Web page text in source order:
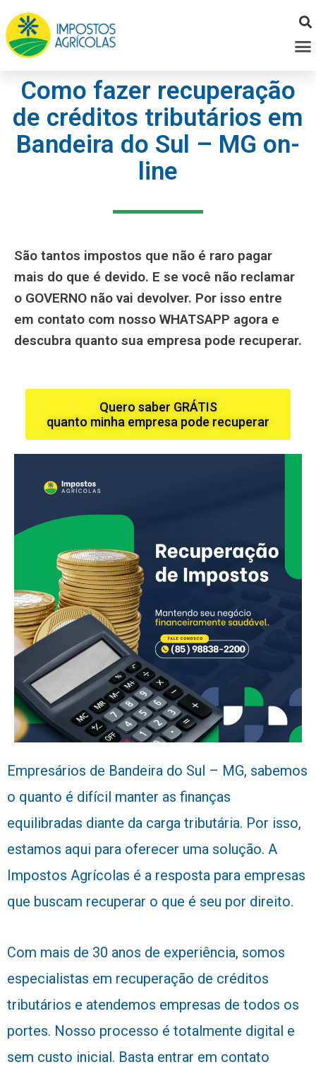
para
Como fazer recuperação
de créditos tributários em
Bandeira do Sul – MG on-
line
São tantos impostos que não é raro pagar
mais do que é devido. E se você não reclamar
o GOVERNO não vai devolver. Por isso entre
em contato com nosso WHATSAPP agora e
descubra quanto sua empresa pode recuperar.
Quero saber GRÁTIS
quanto minha empresa pode recuperar
Empresários de Bandeira do Sul – MG, sabemos
o quanto é difícil manter as finanças
equilibradas diante da carga tributária. Por isso,
estamos aqui para oferecer uma solução. A
Impostos Agrícolas é a resposta para empresas
que buscam recuperar o que é seu por direito.
Com mais de 30 anos de experiência, somos
especialistas em recuperação de créditos
tributários e atendemos empresas de todos os
portes. Nosso processo é totalmente digital e
sem custo inicial. Basta entrar em contato